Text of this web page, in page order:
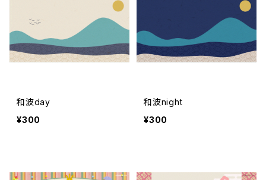
和波day
¥300
和波night
¥300